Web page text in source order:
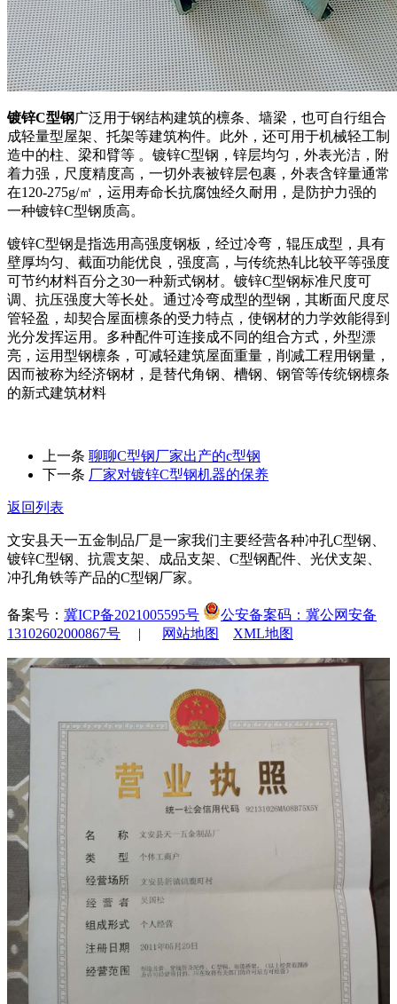
镀锌C型钢 广泛用于钢结构建筑的檩条、墙梁，也可自行组合
成轻量型屋架、托架等建筑构件。此外，还可用于机械轻工制
造中的柱、梁和臂等 。镀锌C型钢，锌层均匀，外表光洁，附
着力强，尺度精度高，一切外表被锌层包裹，外表含锌量通常
在120-275g/㎡，运用寿命长抗腐蚀经久耐用，是防护力强的
一种镀锌C型钢质高。
镀锌C型钢是指选用高强度钢板，经过冷弯，辊压成型，具有
壁厚均匀、截面功能优良，强度高，与传统热轧比较平等强度
可节约材料百分之30一种新式钢材。镀锌C型钢标准尺度可
调、抗压强度大等长处。通过冷弯成型的型钢，其断面尺度尽
管轻盈，却契合屋面檩条的受力特点，使钢材的力学效能得到
光分发挥运用。多种配件可连接成不同的组合方式，外型漂
亮，运用型钢檩条，可减轻建筑屋面重量，削减工程用钢量，
因而被称为经济钢材，是替代角钢、槽钢、钢管等传统钢檩条
的新式建筑材料
上一条 聊聊C型钢厂家出产的c型钢
下一条 厂家对镀锌C型钢机器的保养
返回列表
文安县天一五金制品厂是一家我们主要经营各种冲孔C型钢、
镀锌C型钢、抗震支架、成品支架、C型钢配件、光伏支架、
冲孔角铁等产品的C型钢厂家。
备案号： 冀ICP备2021005595号
公安备案码：冀公网安备
13102602000867号 | 网站地图 XML地图